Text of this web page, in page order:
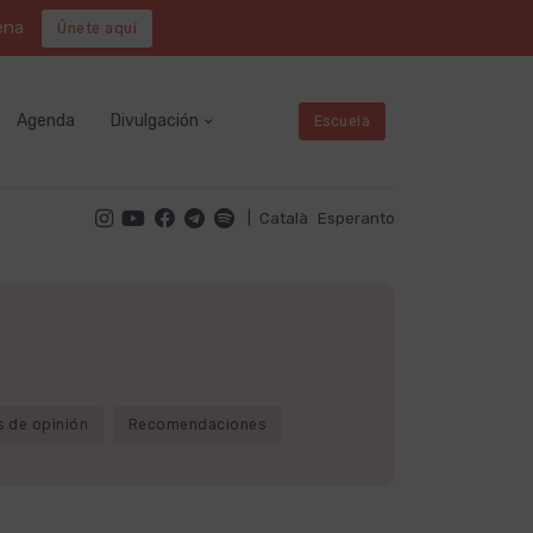
Únete aquí
Agenda Divulgación Escuela
Català Esperanto
de opinión Recomendaciones